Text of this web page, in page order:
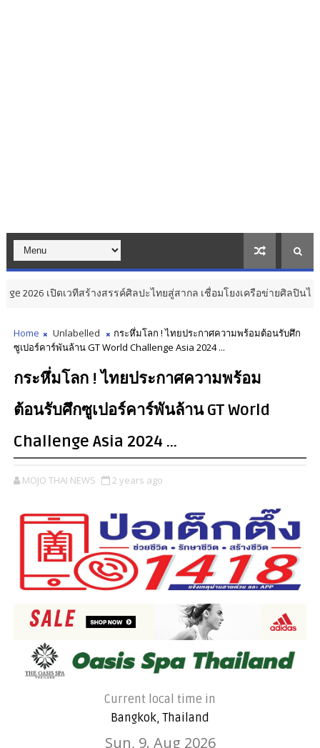
ร้างสรรค์ศิลปะไทยสู่สากล เชื่อมโยงเครือข่ายศิลปินไทยและนานาชาติ
Home Unlabelled
กระหึ่มโลก ! ไทยประกาศความพร้อมต้อนรับศึก
ซูเปอร์คาร์พันล้าน GT World Challenge Asia 2024 ...
กระหึ่มโลก ! ไทยประกาศความพร้อม
ต้อนรับศึกซูเปอร์คาร์พันล้าน GT World
Challenge Asia 2024 ...
MOJO THAI NEWS 2 years ago
Current local time in
Bangkok, Thailand